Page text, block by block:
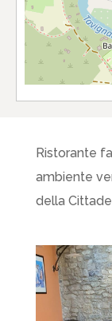
Ristorante
ambiente
della